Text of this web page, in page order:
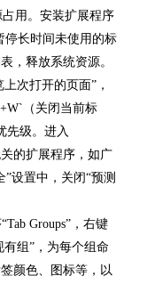
占用。安装扩展程序
停长时间未使用的标
，释放系统资源。
次打开的页面”，
（关闭当前标
先级。进入
关的扩展程序，如广
设置中，关闭“预测
Groups”，右键
有组”，为每个组命
颜色、图标等，以